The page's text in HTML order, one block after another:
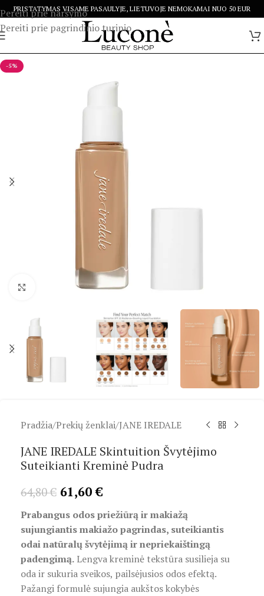
Pereiti prie naršymo
Pereiti prie pagrindinio turinio
PRISTATYMAS VISAME PASAULYJE, LIETUVOJE NEMOKAMAI NUO 50 EUR
-5%
Spustelėkite, kad padidintumėte
Pradžia/Prekių ženklai/JANE IREDALE
JANE IREDALE Skintuition Švytėjimo
Suteikianti Kreminė Pudra
64,80€ 61,60€
Prabangus odos priežiūrą ir makiažą
sujungiantis makiažo pagrindas, suteikiantis
odai natūralų švytėjimą ir nepriekaištingą
padengimą. Lengva kreminė tekstūra susilieja su
oda ir sukuria sveikos, pailsėjusios odos efektą.
Pažangi formulė sujungia aukštos kokybės